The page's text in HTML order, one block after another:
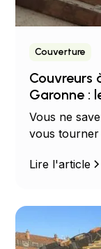
Couverture
Couvreurs
Garonne :
Vous ne
vous
les
Lire l'article